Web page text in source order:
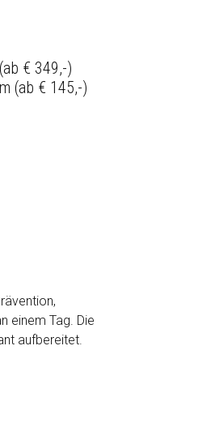
€ 349,-)
(ab € 145,-)
einem Tag. Die
aufbereitet.